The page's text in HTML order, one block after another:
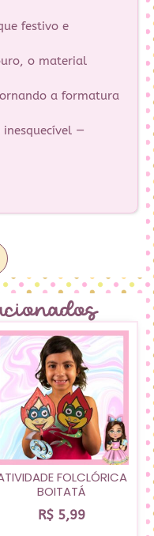
festivo e
o material
a formatura
—
FOLCLÓRICA
BOITATÁ
R$ 5,99